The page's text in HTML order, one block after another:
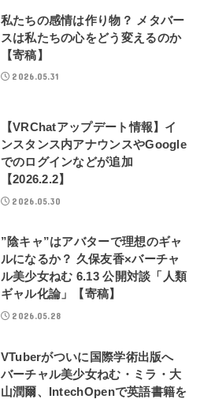
私たちの感情は作り物？ メタバー
スは私たちの心をどう変えるのか
【寄稿】
2026.05.31
【VRChatアップデート情報】イ
ンスタンス内アナウンスやGoogle
でのログインなどが追加
【2026.2.2】
2026.05.30
”陰キャ”はアバターで理想のギャ
ルになるか？ 久保友香×バーチャ
ル美少女ねむ 6.13 公開対談「人類
ギャル化論」【寄稿】
2026.05.28
VTuberがついに国際学術出版へ
バーチャル美少女ねむ・ミラ・大
山潤爾、IntechOpenで英語書籍を